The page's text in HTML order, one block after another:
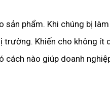
sản phẩm. Khi chúng bị
Khiến cho không ít
cách nào giúp doanh